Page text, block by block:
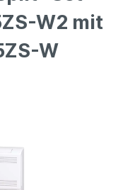
W2 mit
W